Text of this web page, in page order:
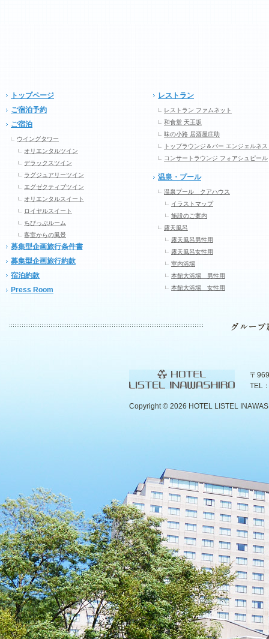
トップページ
ご宿泊予約
ご宿泊
ウイングタワー
オリエンタルツイン
デラックスツイン
ラグジュアリーツイン
エグゼクティブツイン
オリエンタルスイート
ロイヤルスイート
ちびっぷルーム
客室からの風景
募集型企画旅行条件書
募集型企画旅行約款
宿泊約款
Press Room
レストラン
レストラン ファムネット
和食堂 天王坂
味の小路 居酒屋庄助
トップラウンジ＆バー エンジェルネス
コンサートラウンジ フォアシュピール
温泉・プール
温泉プール クアハウス
イラストマップ
施設のご案内
露天風呂
露天風呂男性用
露天風呂女性用
室内浴場
本館大浴場 男性用
本館大浴場 女性用
〒
TEL
Copyright © 2026 HOTEL LISTEL